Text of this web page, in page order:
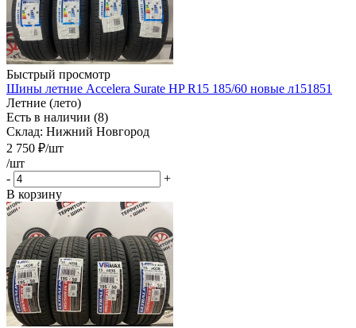
Быстрый просмотр
Шины летние Accelera Surate HP R15 185/60 новые л151851
Летние (лето)
Есть в наличии (8)
Склад: Нижний Новгород
2 750 ₽/шт
/шт
-
+
В корзину